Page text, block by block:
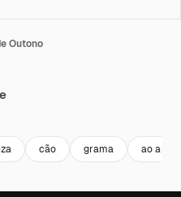
Outono
cão grama ao ar